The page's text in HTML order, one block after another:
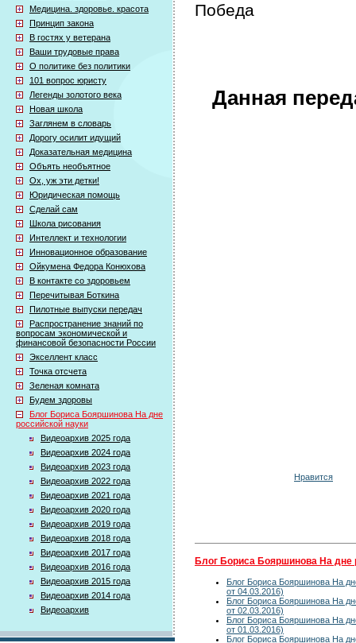
Медицина. здоровье. красота
Принцип закона
В гостях у ветерана
Ваши трудовые права
О политике без политики
101 вопрос юристу
Легенды золотого века
Новая школа
Заглянем в словарь
Дорогу осилит идущий
Доказательная медицина
Объять необъятное
Ох, уж эти детки!
Юридическая помощь
Сделай сам
Школа рисования
Интеллект и технологии
Инновационное образование
Ойкумена Федора Конюхова
В контакте со здоровьем
Перечитывая Боткина
Пилотные выпуски передач
Распространение знаний по
вопросам экономической и
финансовой безопасности России
Экселлент класс
Точка отсчета
Зеленая комната
Будем здоровы
Блог Бориса Бояршинова На дне
российской науки
Видеоархив 2025 года
Видеоархив 2024 года
Видеоархив 2023 года
Видеоархив 2022 года
Видеоархив 2021 года
Видеоархив 2020 года
Видеоархив 2019 года
Видеоархив 2018 года
Видеоархив 2017 года
Видеоархив 2016 года
Видеоархив 2015 года
Видеоархив 2014 года
Видеоархив
Победа
Данная
Нравится
Блог Бориса Бояршинова На дне
Блог Бориса Бояршинова На
от 04.03.2016)
Блог Бориса Бояршинова На
от 02.03.2016)
Блог Бориса Бояршинова На
от 01.03.2016)
Блог Бориса Бояршинова На